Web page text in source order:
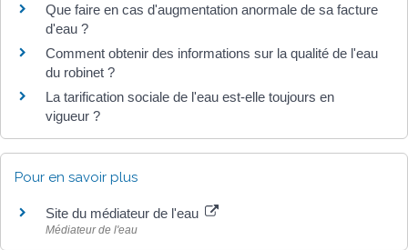
Que faire en cas d'augmentation anormale de sa facture
d'eau ?
Comment obtenir des informations sur la qualité de l'eau
du robinet ?
La tarification sociale de l'eau est-elle toujours en
vigueur ?
Pour en savoir plus
Site du médiateur de l'eau
Médiateur de l'eau